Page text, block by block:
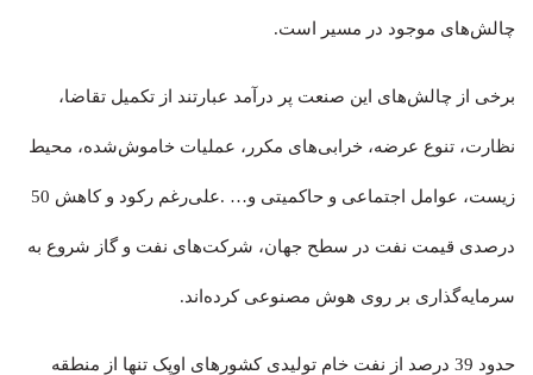
چالش‌های موجود در مسیر است.
برخی از چالش‌های این صنعت پر درآمد عبارتند از تکمیل تقاضا،
نظارت، تنوع عرضه، خرابی‌های مکرر، عملیات خاموش‌شده، محیط
زیست، عوامل اجتماعی و حاکمیتی و… .علی‌رغم رکود و کاهش 50
درصدی قیمت نفت در سطح جهان، شرکت‌های نفت و گاز شروع به
سرمایه‌گذاری بر روی هوش مصنوعی کرده‌اند.
حدود 39 درصد از نفت خام تولیدی کشورهای اوپک تنها از منطقه